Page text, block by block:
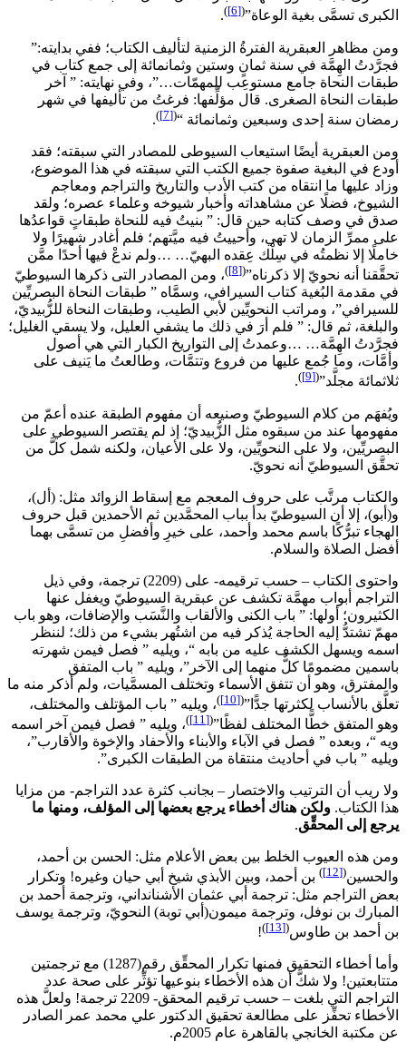
الكبرى تسمَّى بغية الوعاة”(
[6]
)
.
ومن مظاهر العبقرية الفترةُ الزمنية لتأليف الكتاب؛ ففي بدايته:”
فجرَّدتُ الهِمَّة في سنة ثمانٍ وستين وثمانمائة إلى جمع كتاب في
طبقات النحاة جامع مستوعِب للمهمّات…”، وفي نهايته: ” آخر
طبقات النحاة الصغرى. قال مؤلِّفها: فرغتُ من تأليفها في شهر
رمضان سنة إحدى وسبعين وثمانمائة “(
[7]
)
.
ومن العبقرية أيضًا استيعاب السيوطى للمصادر التي سبقته؛ فقد
أودع في البغية صفوة جميع الكتب التي سبقته في هذا الموضوع،
وزاد عليها ما انتقاه من كتب الأدب والتاريخ والتراجم ومعاجم
الشيوخ، فضلًا عن مشاهداته وأخبار شيوخه وعلماء عصره؛ ولقد
صدق في وصف كتابه حين قال: ” بنيتُ فيه للنحاة طبقاتٍ قواعدُها
على ممرِّ الزمان لا تهي، وأحييتُ فيه ميَّتهم؛ فلم أغادر شهيرًا ولا
خاملًا إلا نظمتُه في سِلْك عِقده البهيّ… …ولم ندعْ فيها أحدًا ممَّن
تحقَّقنا أنه نحويّ إلا ذكرناه”(
[8]
)، ومن المصادر التى ذكرها السيوطيّ
في مقدمة البُغية كتاب السيرافي، وسمَّاه ” طبقات النحاة البصريِّين
للسيرافي”، ومراتب النحويِّين لأبي الطيب، وطبقات النحاة للزُّبيديّ،
والبلغة، ثم قال: ” فلم أرَ في ذلك ما يشفي العليل، ولا يسقي الغليل؛
فجرَّدتُ الهِمَّة… …وعمدتُ إلى التواريخ الكبار التي هي أصول
وأمَّات، وما جُمع عليها من فروع وتتمَّات، وطالعتُ ما يَنيف على
ثلاثمائة مجلَّد”(
[9]
)
.
ويُفهَم من كلام السيوطيّ وصنيعه أن مفهوم الطبقة عنده أعمّ من
مفهومها عند من سبقوه مثل الزُّبيديّ؛ إذ لم يقتصر السيوطي على
البصريِّين، ولا على النحويِّين، ولا على الأعيان، ولكنه شمل كلَّ من
تحقَّق السيوطيّ أنه نحويّ.
والكتاب مرتَّب على حروف المعجم مع إسقاط الزوائد مثل: (أل)،
و(أبو)، إلا أن السيوطيّ بدأ بباب المحمَّدين ثم الأحمدين قبل حروف
الهجاء تبرُّكًا باسم محمد وأحمد، على خيرِ وأفضلِ من تسمَّى بهما
أفضل الصلاة والسلام.
واحتوى الكتاب – حسب ترقيمه- على (2209) ترجمة، وفي ذيل
التراجم أبواب مهمَّة تكشف عن عبقرية السيوطيّ ويغفل عنها
الكثيرون؛ أولها: ” باب الكنى والألقاب والنَّسَب والإضافات، وهو باب
مهمّ تشتدُّ إليه الحاجة يُذكر فيه من اشتُهر بشيء من ذلك؛ لننظر
اسمه ويسهل الكشف عليه من بابه “، ويليه ” فصل فيمن شهرته
باسمين مضمومًا كلٌّ منهما إلى الآخر”، ويليه ” باب المتفق
والمفترق، وهو أن تتفق الأسماء وتختلف المسمَّيات، ولم أذكر منه ما
تعلَّق بالأنساب لكثرتها جدًّا”(
[10]
)، ويليه ” باب المؤتلف والمختلف،
وهو المتفق خطًّا المختلف لفظًا”(
[11]
)، ويليه ” فصل فيمن آخر اسمه
ويه “، وبعده ” فصل في الآباء والأبناء والأحفاد والإخوة والأقارب”،
ويليه ” باب في أحاديث منتقاة من الطبقات الكبرى”.
ولا ريب أن الترتيب والاختصار – بجانب كثرة عدد التراجم- من مزايا
هذا الكتاب. ولكن هناك أخطاء يرجع بعضها إلى المؤلف، ومنها ما
يرجع إلى المحقِّق.
ومن هذه العيوب الخلط بين بعض الأعلام مثل: الحسن بن أحمد،
والحسين(
[12]
) بن أحمد، وبين الأبذي شيخ أبي حيان وغيره! وتكرار
بعض التراجم مثل: ترجمة أبي عثمان الأشنانداني، وترجمة أحمد بن
المبارك بن نوفل، وترجمة ميمون(أبي توبة) النحويّ، وترجمة يوسف
بن أحمد بن طاوس(
[13]
)
!
وأما أخطاء التحقيق فمنها تكرار المحقِّق رقم(1287) مع ترجمتين
متتابعتين! ولا شكَّ أن هذه الأخطاء بنوعيها تؤثِّر على صحة عدد
التراجم التي بلغت – حسب ترقيم المحقق- 2209 ترجمة! ولعلَّ هذه
الأخطاء تحفِّز على مطالعة تحقيق الدكتور علي محمد عمر الصادر
عن مكتبة الخانجي بالقاهرة عام 2005م.